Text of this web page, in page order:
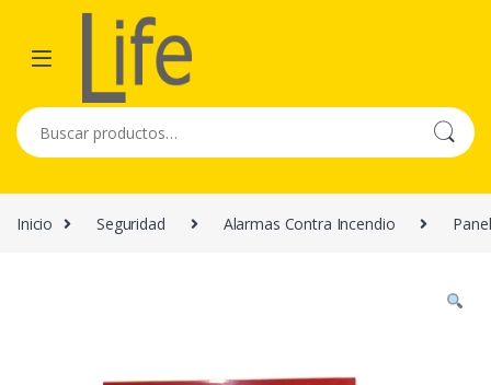
Skip to navigation
Skip to content
Buscar por:
Inicio Seguridad Alarmas Contra Incendio